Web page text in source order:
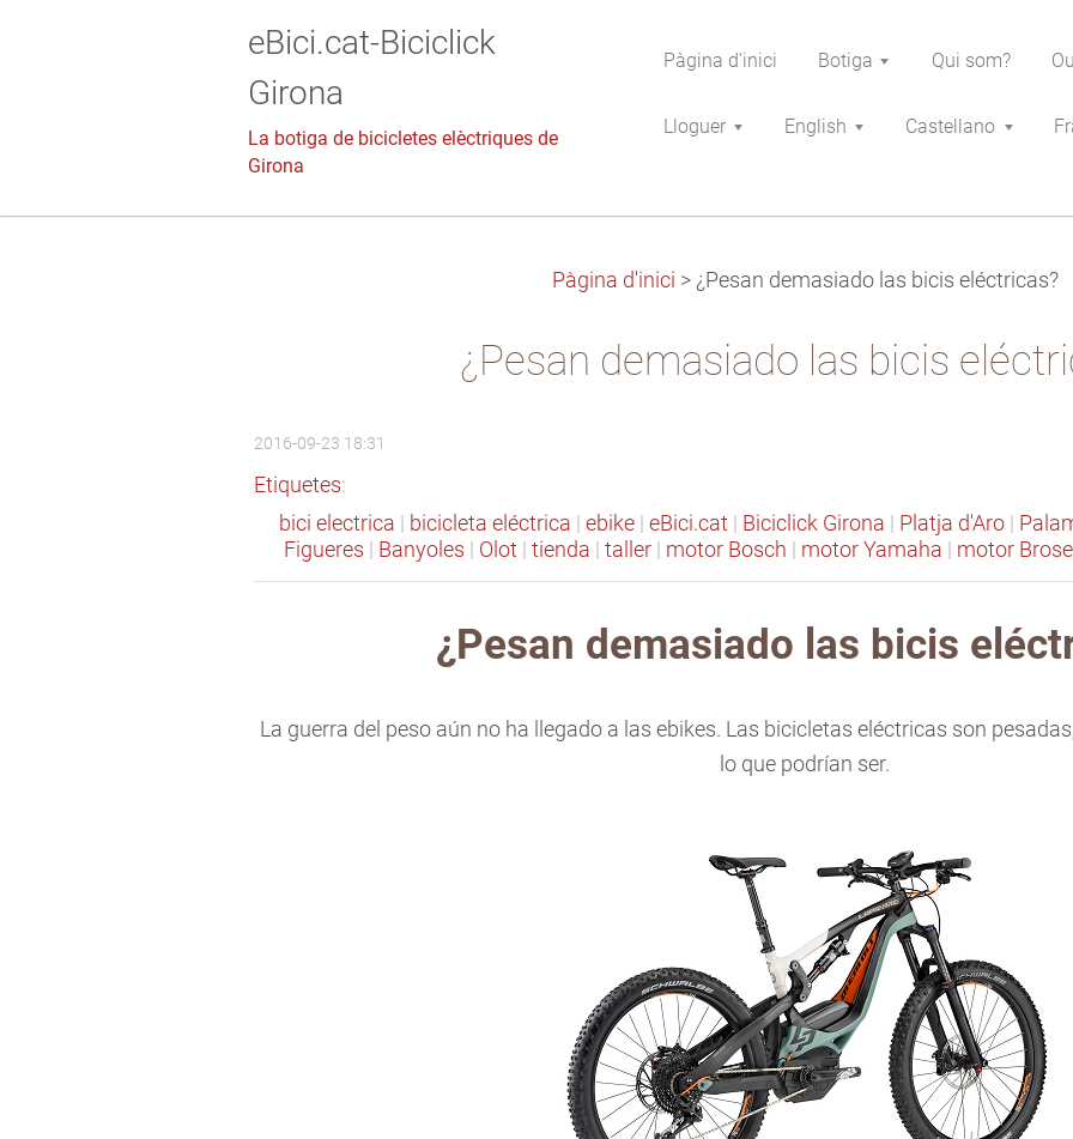
eBici.cat-Biciclick
Girona
La botiga de bicicletes elèctriques de
Girona
Pàgina d'inici Botiga Qui som?
Lloguer English Castellano
Pàgina d'inici > ¿Pesan demasiado las bicis eléctricas?
¿Pesan demasiado las bicis
2016-09-23 18:31
Etiquetes:
bici electrica
bicicleta eléctrica ebike eBici.cat Biciclick Girona Platja d'Aro
Figueres
Banyoles Olot tienda taller motor Bosch motor Yamaha motor Brose
¿Pesan demasiado las bicis
La guerra del peso aún no ha llegado a las ebikes. Las bicicletas eléctricas son
lo que podrían ser.